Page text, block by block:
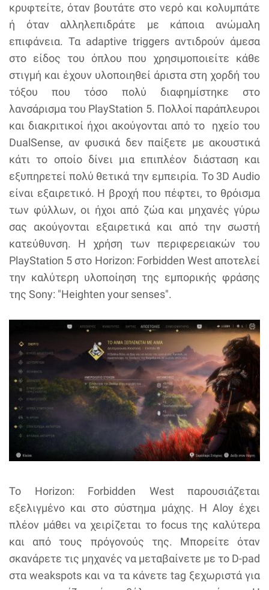
κρυφτείτε, όταν βουτάτε στο νερό και κολυμπάτε
ή όταν αλληλεπιδράτε με κάποια ανώμαλη
επιφάνεια. Τα adaptive triggers αντιδρούν άμεσα
στο είδος του όπλου που χρησιμοποιείτε κάθε
στιγμή και έχουν υλοποιηθεί άριστα στη χορδή του
τόξου που τόσο πολύ διαφημίστηκε στο
λανσάρισμα του PlayStation 5. Πολλοί παράπλευροι
και διακριτικοί ήχοι ακούγονται από το ηχείο του
DualSense, αν φυσικά δεν παίξετε με ακουστικά
κάτι το οποίο δίνει μια επιπλέον διάσταση και
εξυπηρετεί πολύ θετικά την εμπειρία. Το 3D Audio
είναι εξαιρετικό. Η βροχή που πέφτει, το θρόισμα
των φύλλων, οι ήχοι από ζώα και μηχανές γύρω
σας ακούγονται εξαιρετικά και από την σωστή
κατεύθυνση. Η χρήση των περιφερειακών του
PlayStation 5 στο Horizon: Forbidden West αποτελεί
την καλύτερη υλοποίηση της εμπορικής φράσης
της Sony: "Heighten your senses".
Το Horizon: Forbidden West παρουσιάζεται
εξελιγμένο και στο σύστημα μάχης. Η Aloy έχει
πλέον μάθει να χειρίζεται το focus της καλύτερα
και από τους πρόγονούς της. Μπορείτε όταν
σκανάρετε τις μηχανές να μεταβαίνετε με το D-pad
στα weakspots και να τα κάνετε tag ξεχωριστά για